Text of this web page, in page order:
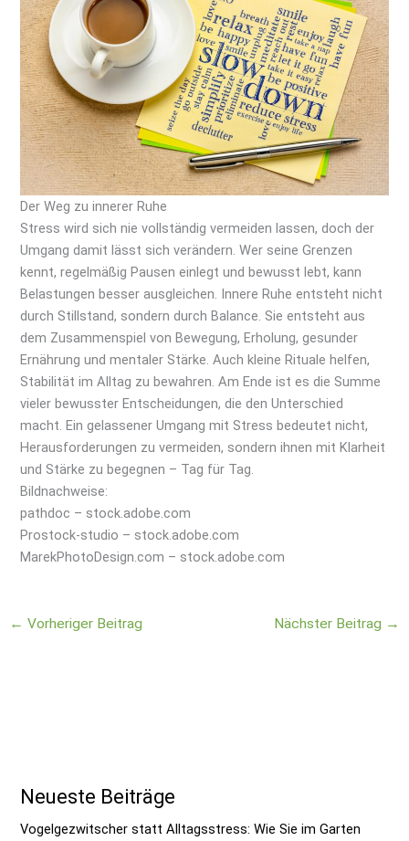
Der Weg zu innerer Ruhe
Stress wird sich nie vollständig vermeiden lassen, doch der
Umgang damit lässt sich verändern. Wer seine Grenzen
kennt, regelmäßig Pausen einlegt und bewusst lebt, kann
Belastungen besser ausgleichen. Innere Ruhe entsteht nicht
durch Stillstand, sondern durch Balance. Sie entsteht aus
dem Zusammenspiel von Bewegung, Erholung, gesunder
Ernährung und mentaler Stärke. Auch kleine Rituale helfen,
Stabilität im Alltag zu bewahren. Am Ende ist es die Summe
vieler bewusster Entscheidungen, die den Unterschied
macht. Ein gelassener Umgang mit Stress bedeutet nicht,
Herausforderungen zu vermeiden, sondern ihnen mit Klarheit
und Stärke zu begegnen – Tag für Tag.
Bildnachweise:
pathdoc – stock.adobe.com
Prostock-studio – stock.adobe.com
MarekPhotoDesign.com – stock.adobe.com
← Vorheriger Beitrag Nächster Beitrag →
Neueste Beiträge
Vogelgezwitscher statt Alltagsstress: Wie Sie im Garten